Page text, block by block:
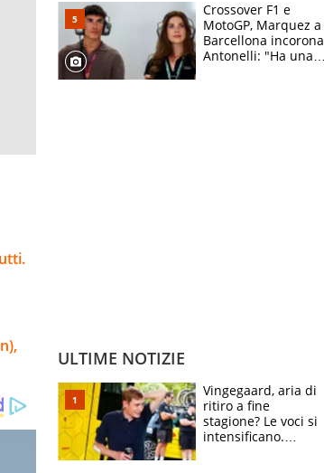
Crossover F1 e
MotoGP, Marquez a
Barcellona incorona
Antonelli: "Ha una
ULTIME NOTIZIE
Vingegaard, aria di
ritiro a fine
stagione? Le voci si
intensificano.